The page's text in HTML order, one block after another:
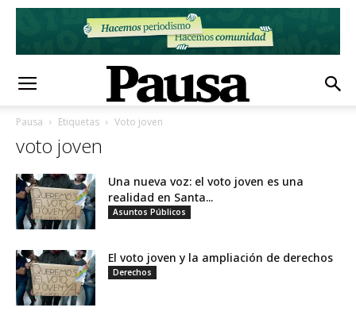
Pausa Etiquetas Voto joven
voto joven
Una nueva voz: el voto joven es una
realidad en Santa...
Asuntos Públicos
El voto joven y la ampliación de derechos
Derechos